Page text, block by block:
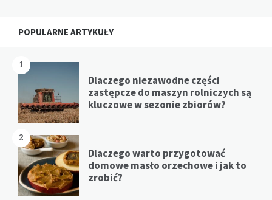
Widgets
POPULARNE ARTYKUŁY
1
Dlaczego niezawodne części
zastępcze do maszyn rolniczych są
kluczowe w sezonie zbiorów?
2
Dlaczego warto przygotować
domowe masło orzechowe i jak to
zrobić?